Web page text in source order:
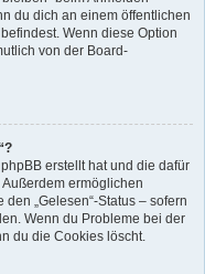
du dich an einem öffentlichen
Wenn diese Option
von der Board-
erstellt hat und die dafür
ermöglichen
„Gelesen“-Status – sofern
Wenn du Probleme bei der
du die Cookies löscht.